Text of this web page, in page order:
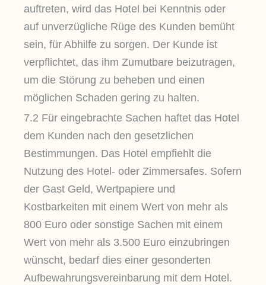
auftreten, wird das Hotel bei Kenntnis oder
auf unverzügliche Rüge des Kunden bemüht
sein, für Abhilfe zu sorgen. Der Kunde ist
verpflichtet, das ihm Zumutbare beizutragen,
um die Störung zu beheben und einen
möglichen Schaden gering zu halten.
7.2 Für eingebrachte Sachen haftet das Hotel
dem Kunden nach den gesetzlichen
Bestimmungen. Das Hotel empfiehlt die
Nutzung des Hotel- oder Zimmersafes. Sofern
der Gast Geld, Wertpapiere und
Kostbarkeiten mit einem Wert von mehr als
800 Euro oder sonstige Sachen mit einem
Wert von mehr als 3.500 Euro einzubringen
wünscht, bedarf dies einer gesonderten
Aufbewahrungsvereinbarung mit dem Hotel.